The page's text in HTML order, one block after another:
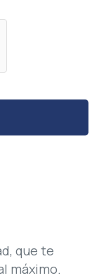
que te
máximo.